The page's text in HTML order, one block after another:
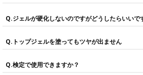
に繋がる可能性もございますのでメーカーの使
します。
用が望ましいです。
他ブランドと混ぜ合わせることは基本的にご遠
Q.ジェルが硬化しないのですがどうしたらいいで
応ジェルですとUVライトでは硬化しません。
特にマットな白や黄色などのカラーは顔料の含
Q.トップジェルを塗ってもツヤが出ません
ワット数や波長がご使用のジェルに合っている
Q.検定で使用できますか？